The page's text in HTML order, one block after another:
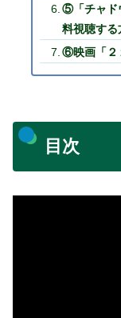
⑤「チャド
料視聴する
⑥映画「２
目次